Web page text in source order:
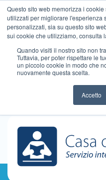
Questo sito web memorizza i
utilizzati per migliorare l'esperienza
personalizzati, sia su questo sito
sui cookie che utilizziamo, consulta
Quando visiti il ​​nostro sito non
Tuttavia, per poter rispettare le
un piccolo cookie in modo che
nuovamente questa scelta.
Accetto